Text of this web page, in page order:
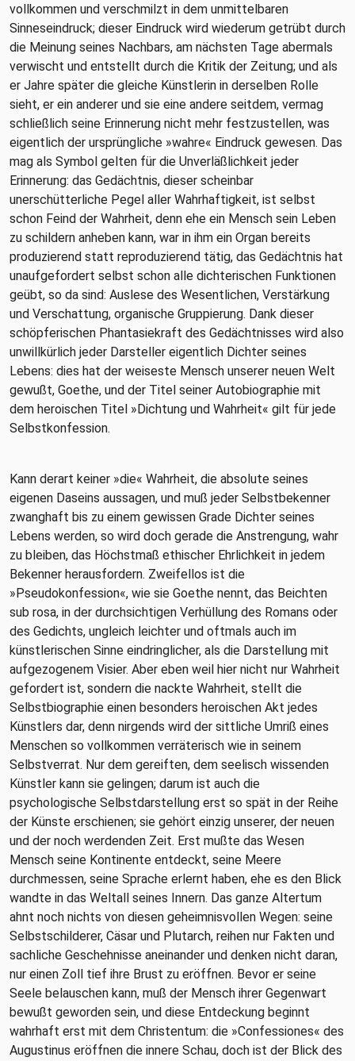
vollkommen und verschmilzt in dem unmittelbaren
Sinneseindruck; dieser Eindruck wird wiederum getrübt durch
die Meinung seines Nachbars, am nächsten Tage abermals
verwischt und entstellt durch die Kritik der Zeitung; und als
er Jahre später die gleiche Künstlerin in derselben Rolle
sieht, er ein anderer und sie eine andere seitdem, vermag
schließlich seine Erinnerung nicht mehr festzustellen, was
eigentlich der ursprüngliche »wahre« Eindruck gewesen. Das
mag als Symbol gelten für die Unverläßlichkeit jeder
Erinnerung: das Gedächtnis, dieser scheinbar
unerschütterliche Pegel aller Wahrhaftigkeit, ist selbst
schon Feind der Wahrheit, denn ehe ein Mensch sein Leben
zu schildern anheben kann, war in ihm ein Organ bereits
produzierend statt reproduzierend tätig, das Gedächtnis hat
unaufgefordert selbst schon alle dichterischen Funktionen
geübt, so da sind: Auslese des Wesentlichen, Verstärkung
und Verschattung, organische Gruppierung. Dank dieser
schöpferischen Phantasiekraft des Gedächtnisses wird also
unwillkürlich jeder Darsteller eigentlich Dichter seines
Lebens: dies hat der weiseste Mensch unserer neuen Welt
gewußt, Goethe, und der Titel seiner Autobiographie mit
dem heroischen Titel »Dichtung und Wahrheit« gilt für jede
Selbstkonfession.
Kann derart keiner »die« Wahrheit, die absolute seines
eigenen Daseins aussagen, und muß jeder Selbstbekenner
zwanghaft bis zu einem gewissen Grade Dichter seines
Lebens werden, so wird doch gerade die Anstrengung, wahr
zu bleiben, das Höchstmaß ethischer Ehrlichkeit in jedem
Bekenner herausfordern. Zweifellos ist die
»Pseudokonfession«, wie sie Goethe nennt, das Beichten
sub rosa, in der durchsichtigen Verhüllung des Romans oder
des Gedichts, ungleich leichter und oftmals auch im
künstlerischen Sinne eindringlicher, als die Darstellung mit
aufgezogenem Visier. Aber eben weil hier nicht nur Wahrheit
gefordert ist, sondern die nackte Wahrheit, stellt die
Selbstbiographie einen besonders heroischen Akt jedes
Künstlers dar, denn nirgends wird der sittliche Umriß eines
Menschen so vollkommen verräterisch wie in seinem
Selbstverrat. Nur dem gereiften, dem seelisch wissenden
Künstler kann sie gelingen; darum ist auch die
psychologische Selbstdarstellung erst so spät in der Reihe
der Künste erschienen; sie gehört einzig unserer, der neuen
und der noch werdenden Zeit. Erst mußte das Wesen
Mensch seine Kontinente entdeckt, seine Meere
durchmessen, seine Sprache erlernt haben, ehe es den Blick
wandte in das Weltall seines Innern. Das ganze Altertum
ahnt noch nichts von diesen geheimnisvollen Wegen: seine
Selbstschilderer, Cäsar und Plutarch, reihen nur Fakten und
sachliche Geschehnisse aneinander und denken nicht daran,
nur einen Zoll tief ihre Brust zu eröffnen. Bevor er seine
Seele belauschen kann, muß der Mensch ihrer Gegenwart
bewußt geworden sein, und diese Entdeckung beginnt
wahrhaft erst mit dem Christentum: die »Confessiones« des
Augustinus eröffnen die innere Schau, doch ist der Blick des